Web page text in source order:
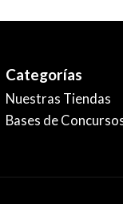
Categorías
Nuestras Tiendas
Bases de